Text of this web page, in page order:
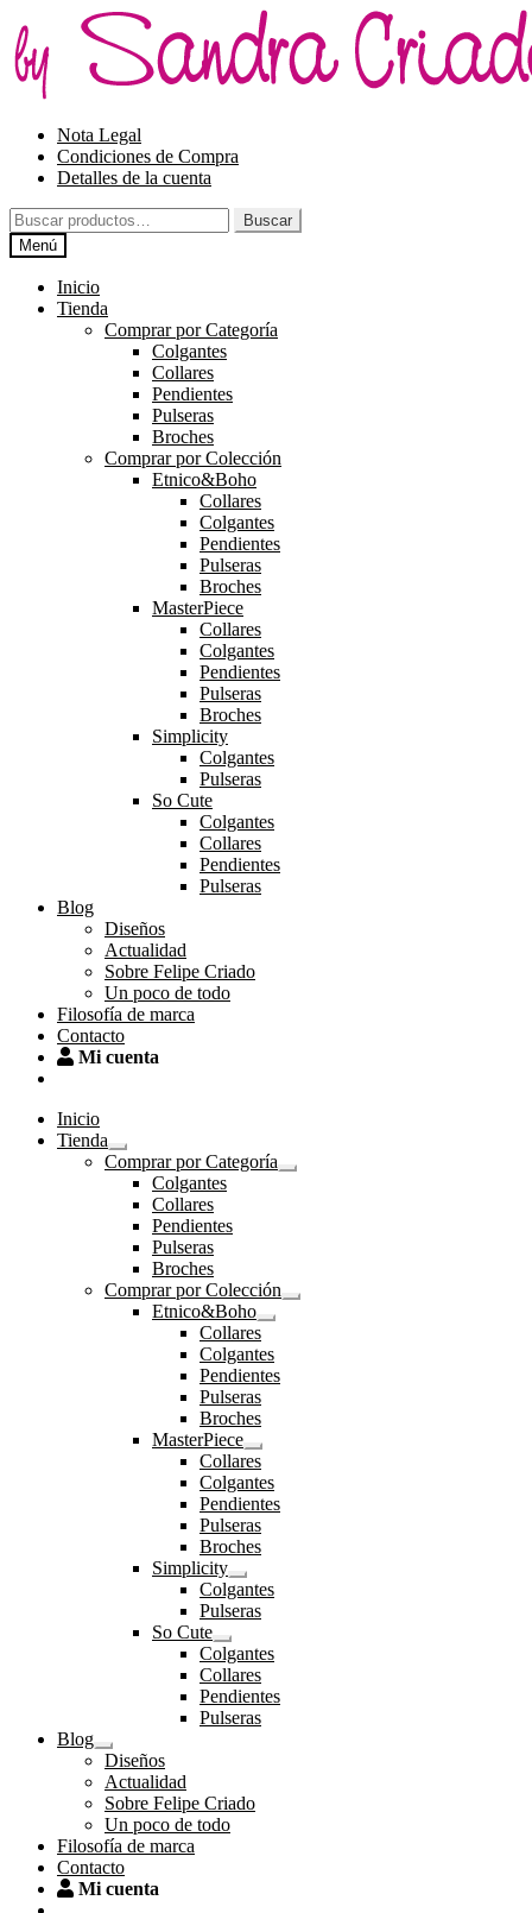
la
navegación
al
contenido
Nota Legal
Condiciones de Compra
Detalles de la cuenta
Buscar
por:
Buscar
Menú
Inicio
Tienda
Comprar por Categoría
Colgantes
Collares
Pendientes
Pulseras
Broches
Comprar por Colección
Etnico&Boho
Collares
Colgantes
Pendientes
Pulseras
Broches
MasterPiece
Collares
Colgantes
Pendientes
Pulseras
Broches
Simplicity
Colgantes
Pulseras
So Cute
Colgantes
Collares
Pendientes
Pulseras
Blog
Diseños
Actualidad
Sobre Felipe Criado
Un poco de todo
Filosofía de marca
Contacto
Mi cuenta
Inicio
Tienda
Expandir
el
menú
hijo
Comprar por Categoría
Expandir
Colgantes
Collares
Pendientes
Pulseras
Broches
Comprar por Colección
Expandir
Etnico&Boho
Expandir
menú
hijo
Collares
Colgantes
Pendientes
Pulseras
Broches
MasterPiece
Expandir
el
menú
hijo
Collares
Colgantes
Pendientes
Pulseras
Broches
Simplicity
Expandir
el
menú
Colgantes
Pulseras
So Cute
Expandir
el
menú
hijo
Colgantes
Collares
Pendientes
Pulseras
Blog
Expandir
el
menú
hijo
Diseños
Actualidad
Sobre Felipe Criado
Un poco de todo
Filosofía de marca
Contacto
Mi cuenta